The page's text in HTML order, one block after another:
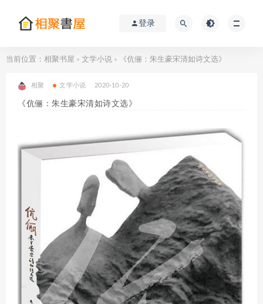
登录
当前位置： 相聚书屋 > 文学小说 > 《伉俪：朱生豪宋清如诗文选》
相聚 文学小说 2020-10-20
《伉俪：朱生豪宋清如诗文选》